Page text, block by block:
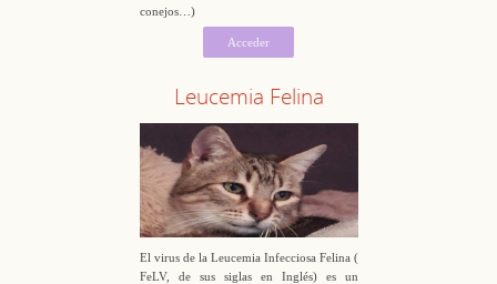
conejos…)
Acceder
Leucemia Felina
El virus de la Leucemia Infecciosa Felina (
FeLV, de sus siglas en Inglés) es un